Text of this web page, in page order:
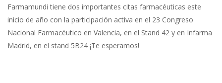
Farmamundi tiene dos importantes citas farmacéuticas este
inicio de año con la participación activa en el 23 Congreso
Nacional Farmacéutico en Valencia, en el Stand 42 y en Infarma
Madrid, en el stand 5B24 ¡Te esperamos!